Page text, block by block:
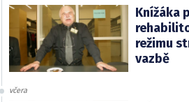
Knížáka
režimu
vazbě
včera